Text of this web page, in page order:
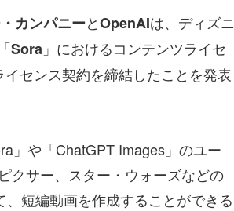
カンパニーとOpenAIは、ディズニ
Sora 」におけるコンテンツライセ
センス契約を締結したことを発表
」や「ChatGPT Images」のユー
クサー、スター・ウォーズなどの
短編動画を作成することができる